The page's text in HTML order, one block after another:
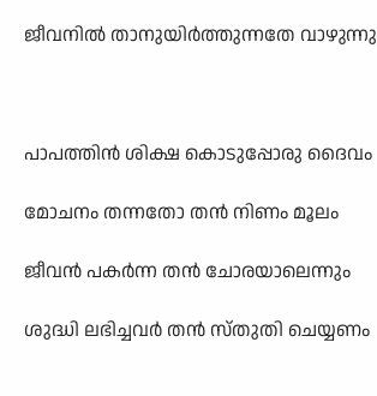
ജീവനിൽ താനുയിർത്തുന്നതേ വാഴുന്നു
പാപത്തിൻ ശിക്ഷ കൊടുപ്പോരു ദൈവം
മോചനം തന്നതോ തൻ നിണം മൂലം
ജീവൻ പകർന്ന തൻ ചോരയാലെന്നും
ശുദ്ധി ലഭിച്ചവർ തൻ സ്തുതി ചെയ്യണം